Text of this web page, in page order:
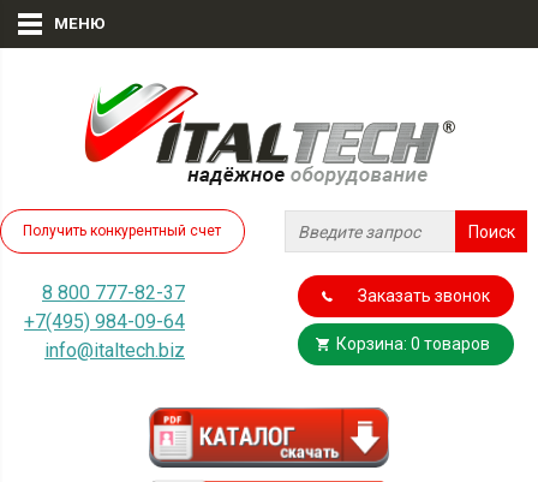
МЕНЮ
Получить конкурентный счет
8 800 777-82-37
+7(495) 984-09-64
info@italtech.biz
Заказать звонок
Корзина: 0 товаров